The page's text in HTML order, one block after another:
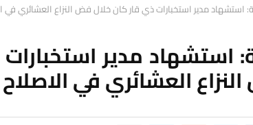
استشهاد مدير استخبارات ذي قار كان خلال فض النزاع العشائري في
استشهاد مدير
العشائري في الاصلاح